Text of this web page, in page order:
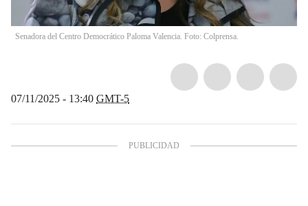
Senadora del Centro Democrático Paloma Valencia. Foto: Colprensa.
07/11/2025 - 13:40 GMT-5